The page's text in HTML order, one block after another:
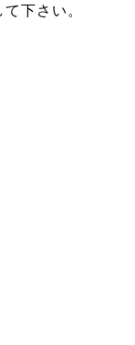
下さい。